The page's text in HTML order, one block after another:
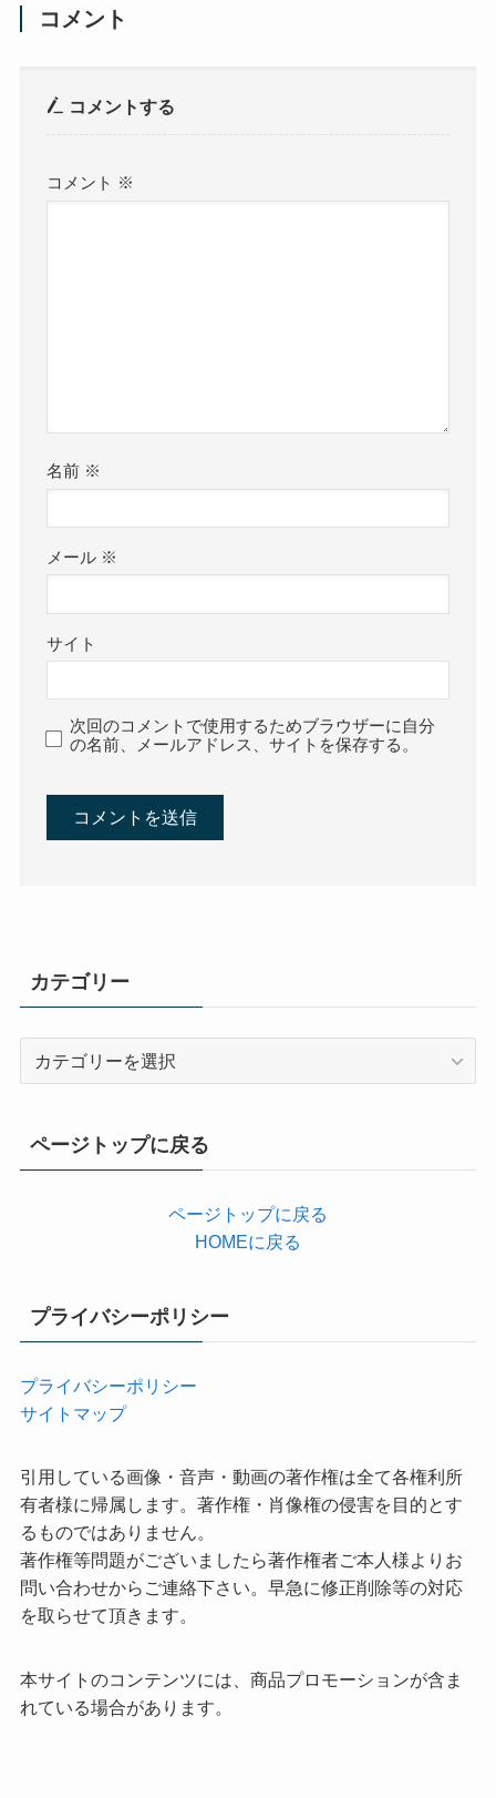
コメント
コメントする
コメント ※
名前 ※
メール ※
サイト
次回のコメントで使用するためブラウザーに自分
の名前、メールアドレス、サイトを保存する。
カテゴリー
ページトップに戻る
ページトップに戻る
HOMEに戻る
プライバシーポリシー
プライバシーポリシー
サイトマップ
引用している画像・音声・動画の著作権は全て各権利所
有者様に帰属します。著作権・肖像権の侵害を目的とす
るものではありません。
著作権等問題がございましたら著作権者ご本人様よりお
問い合わせからご連絡下さい。早急に修正削除等の対応
を取らせて頂きます。
本サイトのコンテンツには、商品プロモーションが含ま
れている場合があります。